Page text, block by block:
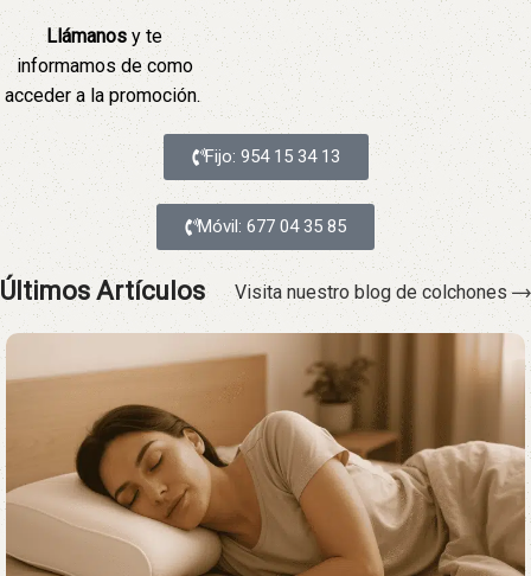
Llámanos y te
informamos de como
acceder a la promoción.
Fijo: 954 15 34 13
Móvil: 677 04 35 85
Últimos Artículos Visita nuestro blog de colchones